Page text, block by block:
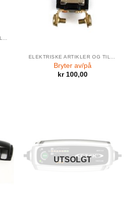
ELEKTRISKE ARTIKLER OG TILBEHØR
Bryter av/på
kr100,00
UTSOLGT